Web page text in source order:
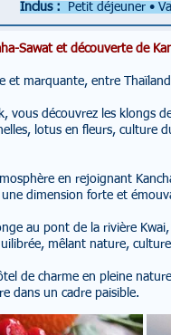
Inclus : Petit déjeuner •
Sawat et découverte de
et marquante, entre
vous découvrez les klongs
lotus en fleurs, culture
en rejoignant
dimension forte et
au pont de la rivière
mêlant nature,
de charme en pleine
dans un cadre paisible.